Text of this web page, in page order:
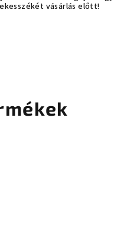
vásárlás előtt!